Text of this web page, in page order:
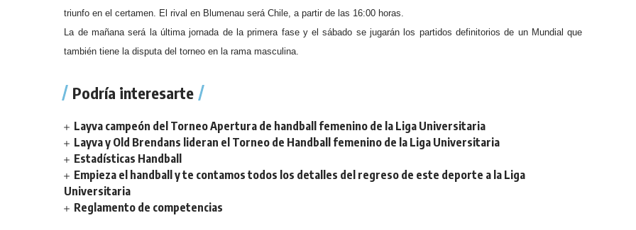
triunfo en el certamen. El rival en Blumenau será Chile, a partir de las 16:00 horas.
La de mañana será la última jornada de la primera fase y el sábado se jugarán los partidos definitorios de un Mundial que
también tiene la disputa del torneo en la rama masculina.
Podría interesarte
Layva campeón del Torneo Apertura de handball femenino de la Liga Universitaria
Layva y Old Brendans lideran el Torneo de Handball femenino de la Liga Universitaria
Estadísticas Handball
Empieza el handball y te contamos todos los detalles del regreso de este deporte a la Liga
Universitaria
Reglamento de competencias